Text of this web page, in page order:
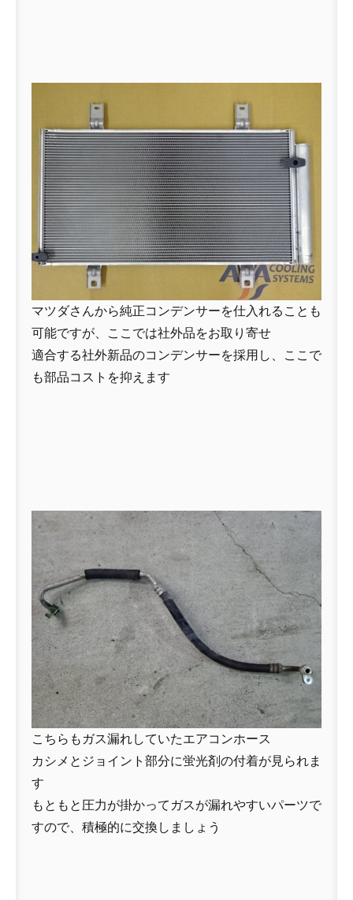
マツダさんから純正コンデンサーを仕入れることも
可能ですが、ここでは社外品をお取り寄せ
適合する社外新品のコンデンサーを採用し、ここで
も部品コストを抑えます
こちらもガス漏れしていたエアコンホース
カシメとジョイント部分に蛍光剤の付着が見られま
す
もともと圧力が掛かってガスが漏れやすいパーツで
すので、積極的に交換しましょう